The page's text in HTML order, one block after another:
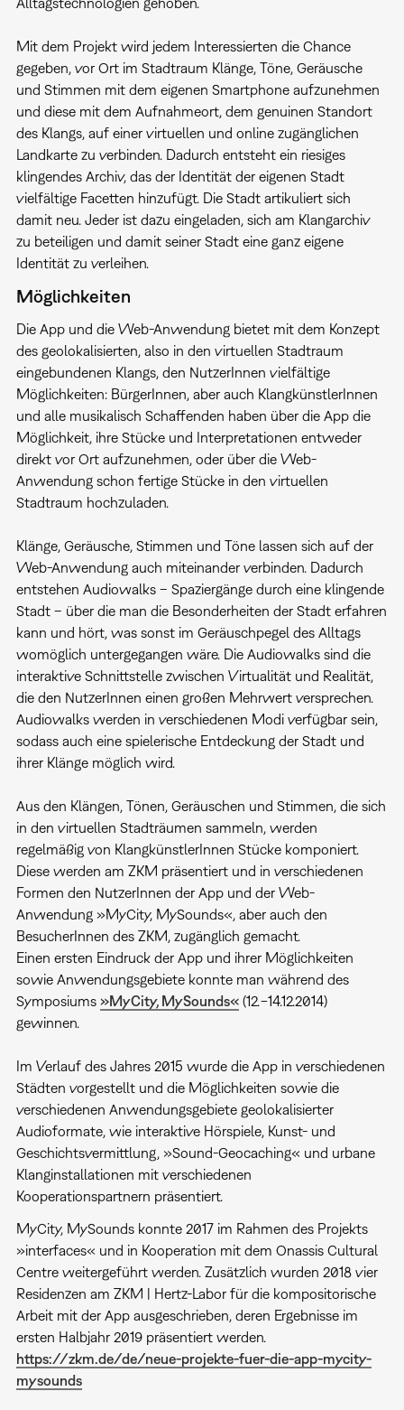
Mit dem Projekt wird jedem Interessierten die Chance
gegeben, vor Ort im Stadtraum Klänge, Töne, Geräusche
und Stimmen mit dem eigenen Smartphone aufzunehmen
und diese mit dem Aufnahmeort, dem genuinen Standort
des Klangs, auf einer virtuellen und online zugänglichen
Landkarte zu verbinden. Dadurch entsteht ein riesiges
klingendes Archiv, das der Identität der eigenen Stadt
vielfältige Facetten hinzufügt. Die Stadt artikuliert sich
damit neu. Jeder ist dazu eingeladen, sich am Klangarchiv
zu beteiligen und damit seiner Stadt eine ganz eigene
Identität zu verleihen.
Möglichkeiten
Die App und die Web-Anwendung bietet mit dem Konzept
des geolokalisierten, also in den virtuellen Stadtraum
eingebundenen Klangs, den NutzerInnen vielfältige
Möglichkeiten: BürgerInnen, aber auch KlangkünstlerInnen
und alle musikalisch Schaffenden haben über die App die
Möglichkeit, ihre Stücke und Interpretationen entweder
direkt vor Ort aufzunehmen, oder über die Web-
Anwendung schon fertige Stücke in den virtuellen
Stadtraum hochzuladen.
Klänge, Geräusche, Stimmen und Töne lassen sich auf der
Web-Anwendung auch miteinander verbinden. Dadurch
entstehen Audiowalks – Spaziergänge durch eine klingende
Stadt – über die man die Besonderheiten der Stadt erfahren
kann und hört, was sonst im Geräuschpegel des Alltags
womöglich untergegangen wäre. Die Audiowalks sind die
interaktive Schnittstelle zwischen Virtualität und Realität,
die den NutzerInnen einen großen Mehrwert versprechen.
Audiowalks werden in verschiedenen Modi verfügbar sein,
sodass auch eine spielerische Entdeckung der Stadt und
ihrer Klänge möglich wird.
Aus den Klängen, Tönen, Geräuschen und Stimmen, die sich
in den virtuellen Stadträumen sammeln, werden
regelmäßig von KlangkünstlerInnen Stücke komponiert.
Diese werden am ZKM präsentiert und in verschiedenen
Formen den NutzerInnen der App und der Web-
Anwendung »MyCity, MySounds«, aber auch den
BesucherInnen des ZKM, zugänglich gemacht.
Einen ersten Eindruck der App und ihrer Möglichkeiten
sowie Anwendungsgebiete konnte man während des
Symposiums »MyCity, MySounds«(12.−14.12.2014)
gewinnen.
Im Verlauf des Jahres 2015 wurde die App in verschiedenen
Städten vorgestellt und die Möglichkeiten sowie die
verschiedenen Anwendungsgebiete geolokalisierter
Audioformate, wie interaktive Hörspiele, Kunst- und
Geschichtsvermittlung, »Sound-Geocaching« und urbane
Klanginstallationen mit verschiedenen
Kooperationspartnern präsentiert.
MyCity, MySounds konnte 2017 im Rahmen des Projekts
»interfaces« und in Kooperation mit dem Onassis Cultural
Centre weitergeführt werden. Zusätzlich wurden 2018 vier
Residenzen am ZKM | Hertz-Labor für die kompositorische
Arbeit mit der App ausgeschrieben, deren Ergebnisse im
ersten Halbjahr 2019 präsentiert werden.
https://zkm.de/de/neue-projekte-fuer-die-app-mycity-
mysounds